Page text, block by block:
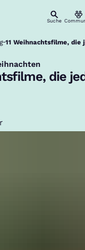
Suche
11 Weihnachtsfilme, die
die